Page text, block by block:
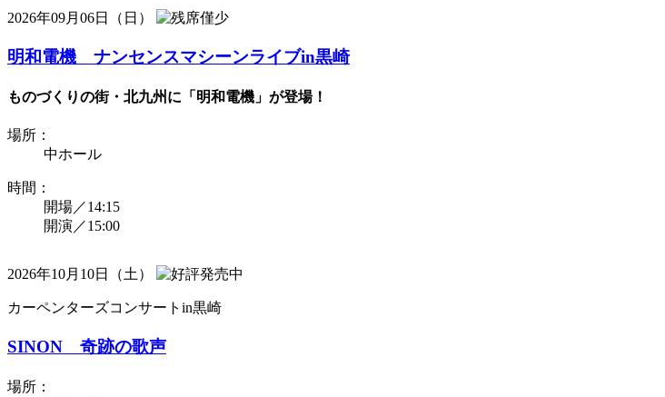
2026年09月06日（日）
明和電機 ナンセンスマシーンライブin黒崎
ものづくりの街・北九州に「明和電機」が登場！
場所：
中ホール
時間：
開場／14:15
開演／15:00
2026年10月10日（土）
カーペンターズコンサートin黒崎
SINON 奇跡の歌声
場所：